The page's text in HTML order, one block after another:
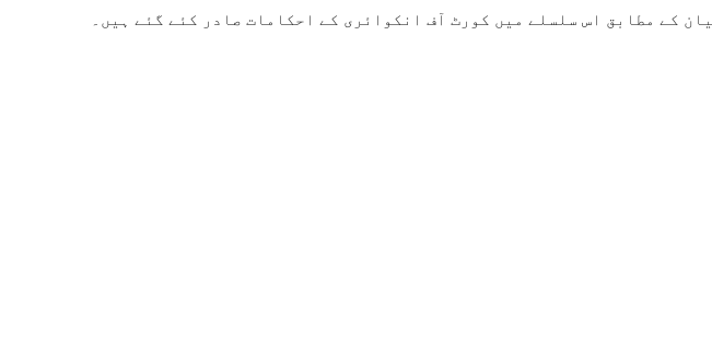
کے مطابق اس سلسلے میں کورٹ آف انکوائری کے احکامات صادر کئے گئے ہیں۔